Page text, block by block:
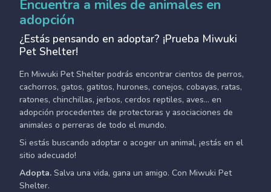
Encuentra a miles de animales en
adopción
¿Estás pensando en adoptar? ¡Prueba Miwuki
Pet Shelter!
En Miwuki Pet Shelter podrás encontrar cientos de perros,
cachorros, gatos, gatitos, hurones, conejos, cobayas, ratas,
ratones, chinchillas, jerbos, cerdos reptiles, aves... en
adopción procedentes de protectoras y asociaciones de
animales o perreras de todo el mundo.
Si estás buscando adoptar o acoger un animal, ¡estás en el
sitio adecuado!
Adopta. Salva una vida, gana un amigo. Con Miwuki Pet
Shelter.